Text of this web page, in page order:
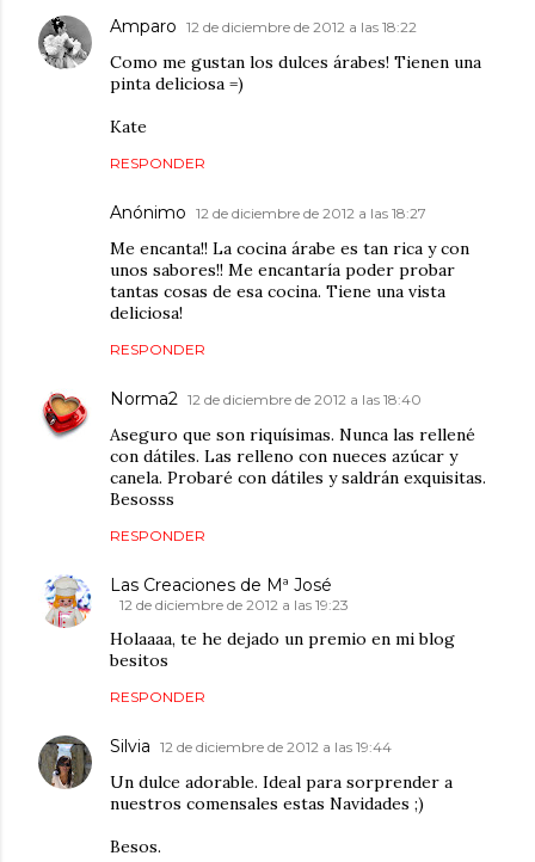
Amparo 12 de diciembre de 2012 a las 18:22
Como me gustan los dulces árabes! Tienen una
pinta deliciosa =)
Kate
RESPONDER
Anónimo 12 de diciembre de 2012 a las 18:27
Me encanta!! La cocina árabe es tan rica y con
unos sabores!! Me encantaría poder probar
tantas cosas de esa cocina. Tiene una vista
deliciosa!
RESPONDER
Norma2 12 de diciembre de 2012 a las 18:40
Aseguro que son riquísimas. Nunca las rellené
con dátiles. Las relleno con nueces azúcar y
canela. Probaré con dátiles y saldrán exquisitas.
Besosss
RESPONDER
Las Creaciones de Mª José
12 de diciembre de 2012 a las 19:23
Holaaaa, te he dejado un premio en mi blog
besitos
RESPONDER
Silvia 12 de diciembre de 2012 a las 19:44
Un dulce adorable. Ideal para sorprender a
nuestros comensales estas Navidades ;)
Besos.